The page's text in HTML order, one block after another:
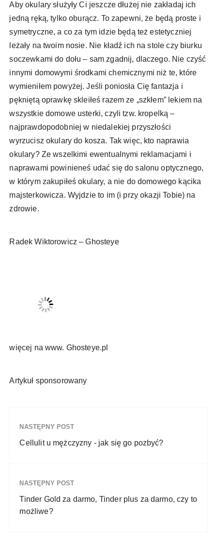
Aby okulary służyły Ci jeszcze dłużej nie zakładaj ich
jedną ręką, tylko oburącz. To zapewni, że będą proste i
symetryczne, a co za tym idzie będą też estetyczniej
leżały na twoim nosie. Nie kładź ich na stole czy biurku
soczewkami do dołu – sam zgadnij, dlaczego. Nie czyść
innymi domowymi środkami chemicznymi niż te, które
wymieniłem powyżej. Jeśli poniosła Cię fantazja i
pękniętą oprawkę skleiłeś razem ze „szkłem” lekiem na
wszystkie domowe usterki, czyli tzw. kropelką –
najprawdopodobniej w niedalekiej przyszłości
wyrzucisz okulary do kosza. Tak więc, kto naprawia
okulary? Ze wszelkimi ewentualnymi reklamacjami i
naprawami powinieneś udać się do salonu optycznego,
w którym zakupiłeś okulary, a nie do domowego kącika
majsterkowicza. Wyjdzie to im (i przy okazji Tobie) na
zdrowie.
Radek Wiktorowicz – Ghosteye
więcej na www. Ghosteye.pl
Artykuł sponsorowany
NASTĘPNY POST
Cellulit u mężczyzny - jak się go pozbyć?
NASTĘPNY POST
Tinder Gold za darmo, Tinder plus za darmo, czy to
możliwe?